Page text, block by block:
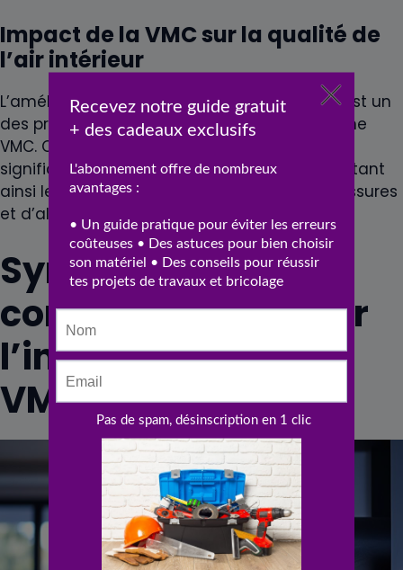
Impact de la VMC sur la qualité de
l’air intérieur
L’amélioration de la qualité de l’air intérieur est un
des principaux bénéfices de l’installation d’une
VMC. Ce système contribue à réduire
significativement les niveaux d’humidité, limitant
ainsi les risques de développement de moisissures
et d’allergènes dans l’air.
Synthèse des
considérations pour
l’installation d’une
VMC